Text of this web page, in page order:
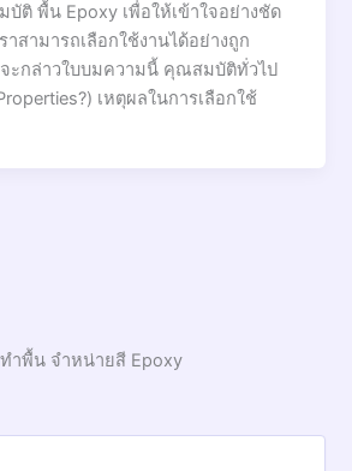
ติ พื้น Epoxy เพื่อให้เข้าใจอย่างชัด
าสามารถเลือกใช้งานได้อย่างถูก
ะกล่าวใบบมความนี้ คุณสมบัติทั่วไป
เหตุผลในการเลือกใช้
ำพื้น จำหน่ายสี Epoxy